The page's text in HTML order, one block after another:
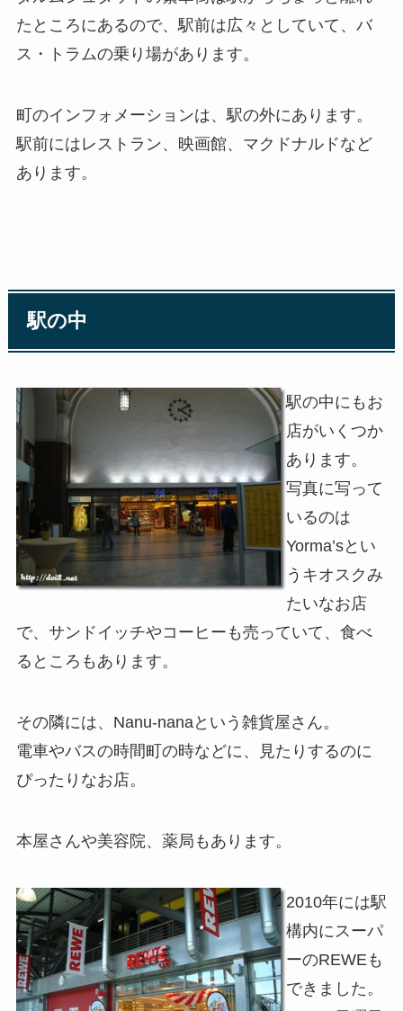
たところにあるので、駅前は広々としていて、バ
ス・トラムの乗り場があります。
町のインフォメーションは、駅の外にあります。
駅前にはレストラン、映画館、マクドナルドなど
あります。
駅の中
駅の中にもお
店がいくつか
あります。
写真に写って
いるのは
Yorma’sとい
うキオスクみ
たいなお店
で、サンドイッチやコーヒーも売っていて、食べ
るところもあります。
その隣には、Nanu-nanaという雑貨屋さん。
電車やバスの時間町の時などに、見たりするのに
ぴったりなお店。
本屋さんや美容院、薬局もあります。
2010年には駅
構内にスーパ
ーのREWEも
できました。